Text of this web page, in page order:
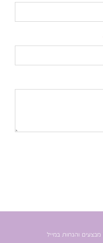
מבצעים והנחות במייל